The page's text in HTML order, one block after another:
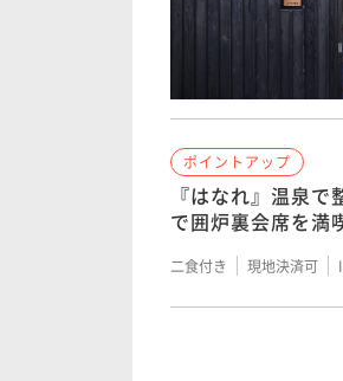
造り付＞
現地決済可
ポイントアップ
誕生日や結婚記
スパークリングワ
二食付き 現地決済可
ポイントアップ
『はなれ』温泉
で囲炉裏会席を満
二食付き 現地決済可